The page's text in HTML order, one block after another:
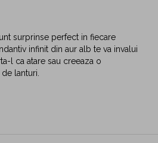
surprinse perfect in fiecare
infinit din aur alb te va invalui
l ca atare sau creeaza o
lanturi.